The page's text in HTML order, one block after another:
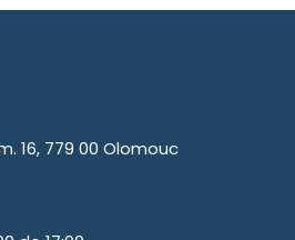
16, 779 00 Olomouc